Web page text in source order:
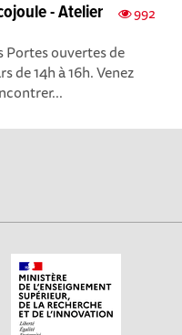
992
- Atelier
Portes ouvertes de
de 14h à 16h. Venez